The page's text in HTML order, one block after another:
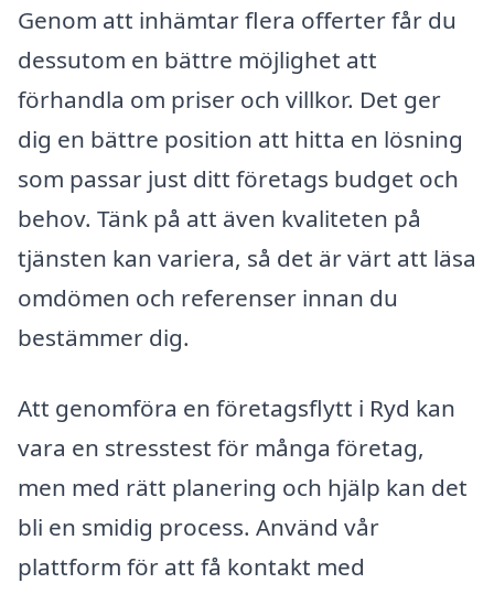
Genom att inhämtar flera offerter får du
dessutom en bättre möjlighet att
förhandla om priser och villkor. Det ger
dig en bättre position att hitta en lösning
som passar just ditt företags budget och
behov. Tänk på att även kvaliteten på
tjänsten kan variera, så det är värt att läsa
omdömen och referenser innan du
bestämmer dig.
Att genomföra en företagsflytt i Ryd kan
vara en stresstest för många företag,
men med rätt planering och hjälp kan det
bli en smidig process. Använd vår
plattform för att få kontakt med